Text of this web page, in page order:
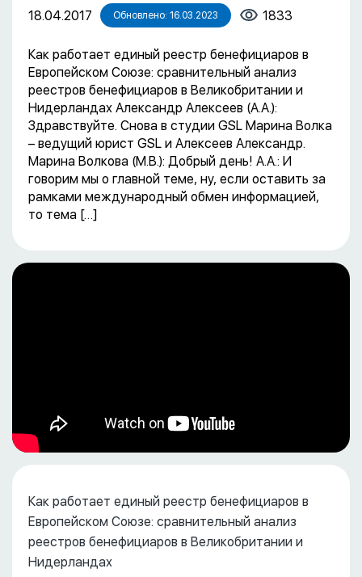
18.04.2017 Обновлено: 16.03.2023 1833
Как работает единый реестр бенефициаров в
Европейском Союзе: сравнительный анализ
реестров бенефициаров в Великобритании и
Нидерландах Александр Алексеев (А.А.):
Здравствуйте. Снова в студии GSL Марина Волка
– ведущий юрист GSL и Алексеев Александр.
Марина Волкова (М.В.): Добрый день! А.А.: И
говорим мы о главной теме, ну, если оставить за
рамками международный обмен информацией,
то тема […]
Как работает единый реестр бенефициаров в
Европейском Союзе: сравнительный анализ
реестров бенефициаров в Великобритании и
Нидерландах